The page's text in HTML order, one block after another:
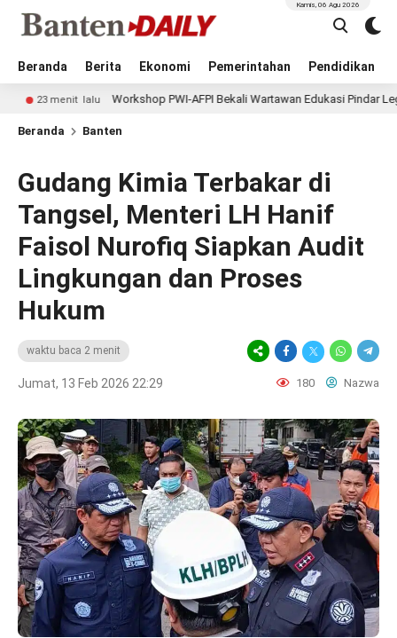
Beranda Berita Ekonomi Pemerintahan Pendidikan
Kamis, 06 Agu 2026
lalu Workshop PWI-AFPI Bekali Wartawan Edukasi Pindar Legal dan
Beranda Banten
Gudang Kimia Terbakar di
Tangsel, Menteri LH Hanif
Faisol Nurofiq Siapkan Audit
Lingkungan dan Proses
Hukum
waktu baca 2 menit
Jumat, 13 Feb 2026 22:29 180 Nazwa